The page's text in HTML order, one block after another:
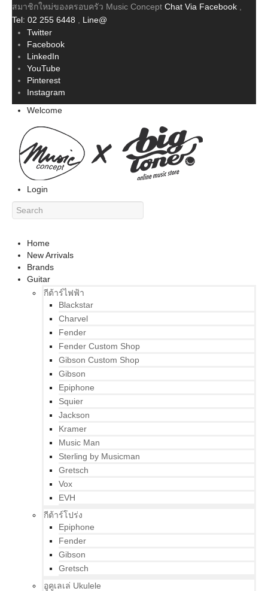
สมาชิกใหม่ของครอบครัว Music Concept Chat Via Facebook
Tel: 02 255 6448
Line@
Twitter
Facebook
LinkedIn
YouTube
Pinterest
Instagram
Welcome
Login
Home
New Arrivals
Brands
Guitar
กีต้าร์ไฟฟ้า
Blackstar
Charvel
Fender
Fender Custom Shop
Gibson Custom Shop
Gibson
Epiphone
Squier
Jackson
Kramer
Music Man
Sterling by Musicman
Gretsch
Vox
EVH
กีต้าร์โปร่ง
Epiphone
Fender
Gibson
Gretsch
อูคูเลเล่ Ukulele